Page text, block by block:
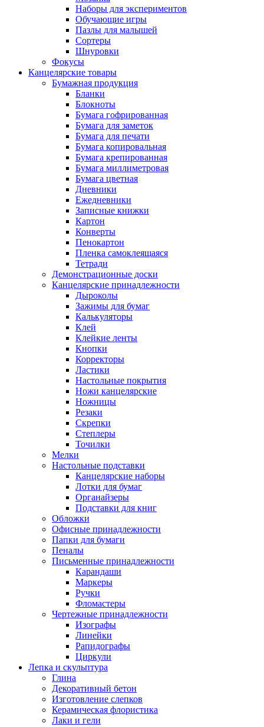
Наборы для экспериментов
Обучающие игры
Пазлы для малышей
Сортеры
Шнуровки
Фокусы
Канцелярские товары
Бумажная продукция
Бланки
Блокноты
Бумага гофрированная
Бумага для заметок
Бумага для печати
Бумага копировальная
Бумага крепированная
Бумага миллиметровая
Бумага цветная
Дневники
Ежедневники
Записные книжки
Картон
Конверты
Пенокартон
Пленка самоклеящаяся
Тетради
Демонстрационные доски
Канцелярские принадлежности
Дыроколы
Зажимы для бумаг
Калькуляторы
Клей
Клейкие ленты
Кнопки
Корректоры
Ластики
Настольные покрытия
Ножи канцелярские
Ножницы
Резаки
Скрепки
Степлеры
Точилки
Мелки
Настольные подставки
Канцелярские наборы
Лотки для бумаг
Органайзеры
Подставки для книг
Обложки
Офисные принадлежности
Папки для бумаги
Пеналы
Письменные принадлежности
Карандаши
Маркеры
Ручки
Фломастеры
Чертежные принадлежности
Изографы
Линейки
Рапидографы
Циркули
Лепка и скульптура
Глина
Декоративный бетон
Изготовление слепков
Керамическая флористика
Лаки и гели